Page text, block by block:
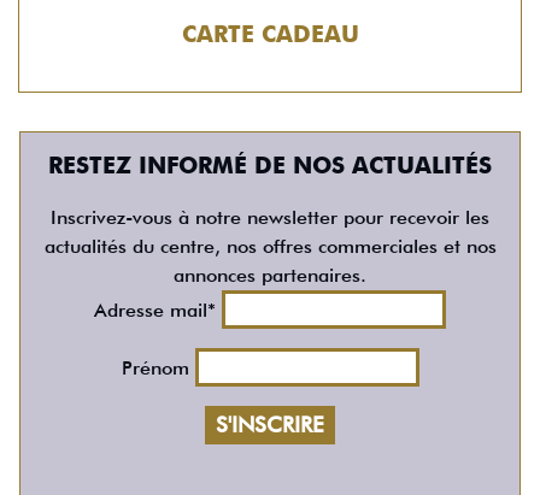
CARTE CADEAU
RESTEZ INFORMÉ DE NOS ACTUALITÉS
Inscrivez-vous à notre newsletter pour recevoir les
actualités du centre, nos offres commerciales et nos
annonces partenaires.
Adresse mail*
Prénom